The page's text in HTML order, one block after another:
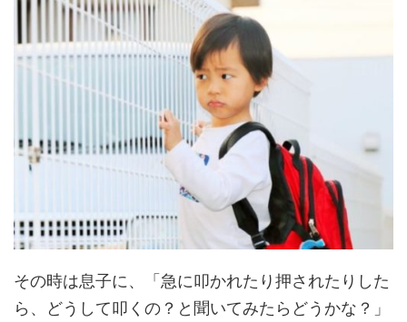
その時は息子に、「急に叩かれたり押されたりした
ら、どうして叩くの？と聞いてみたらどうかな？」